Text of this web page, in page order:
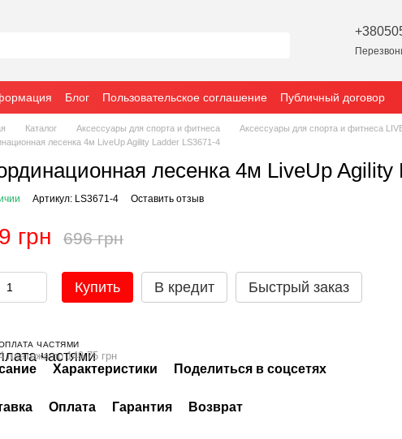
Блог Пользовательское соглашение
Публичный договор
Каталог Аксессуары для спорта и фитнеса
Аксессуары для спорта и фитнеса
лесенка 4м LiveUp Agility Ladder LS3671-4
лесенка 4м LiveUp Agility
Артикул: LS3671-4 Оставить отзыв
грн 696 грн
Купить В кредит Быстрый заказ
ЧАСТЯМИ
платежа по 149.75 грн
Характеристики Поделиться в соцсетях
Оплата Гарантия Возврат